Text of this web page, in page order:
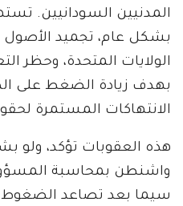
المدنيين السودانيين.
بشكل عام، تجميد الأصول
الولايات المتحدة، وحظر
بهدف زيادة الضغط على
الانتهاكات المستمرة
هذه العقوبات تؤكد، ولو
واشنطن بمحاسبة
سيما بعد تصاعد الضغوط